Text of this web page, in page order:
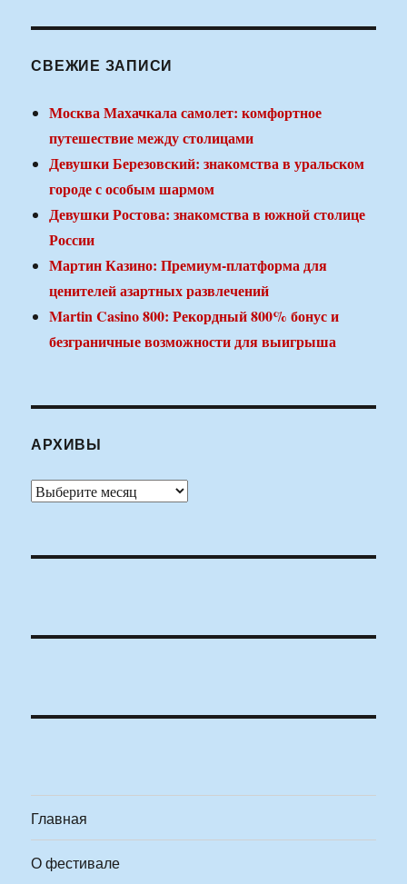
СВЕЖИЕ ЗАПИСИ
Москва Махачкала самолет: комфортное
путешествие между столицами
Девушки Березовский: знакомства в уральском
городе с особым шармом
Девушки Ростова: знакомства в южной столице
России
Мартин Казино: Премиум-платформа для
ценителей азартных развлечений
Martin Casino 800: Рекордный 800% бонус и
безграничные возможности для выигрыша
АРХИВЫ
Архивы
Главная
О фестивале